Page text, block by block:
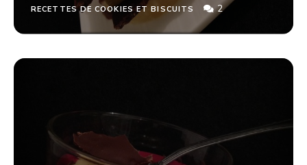
RECETTES DE COOKIES ET BISCUITS 2